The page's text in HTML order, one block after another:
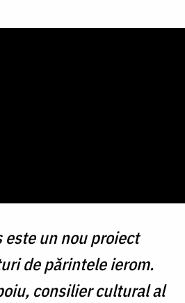
un nou proiect
de părintele ierom.
consilier cultural al